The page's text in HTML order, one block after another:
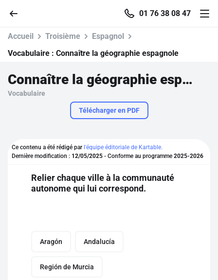
01 76 38 08 47
Accueil
Se connecter
S'inscrire gratuitement
Accueil Troisième
Espagnol
Vocabulaire : Connaître la géographie espagnole
Connaître la géographie espagnole
Vocabulaire
Télécharger en PDF
Ce contenu a été rédigé par l'équipe éditoriale de Kartable.
Dernière modification : 12/05/2025 - Conforme au programme 2025-2026
Relier chaque ville à la communauté
autonome qui lui correspond.
Aragón Andalucía
Región de Murcia